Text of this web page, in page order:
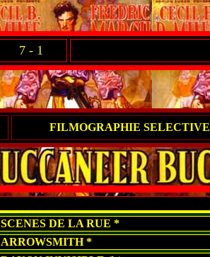
7 - 1
FILMOGRAPHIE SELECTIVE
SCENES DE LA RUE *
ARROWSMITH *